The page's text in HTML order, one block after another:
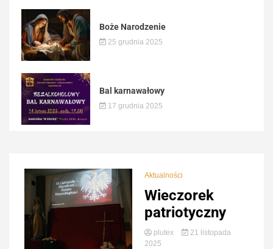
Boże Narodzenie
25 grudnia 2025
Bal karnawałowy
17 grudnia 2025
Aktualności
Wieczorek
patriotyczny
plutex
21 listopada
2025